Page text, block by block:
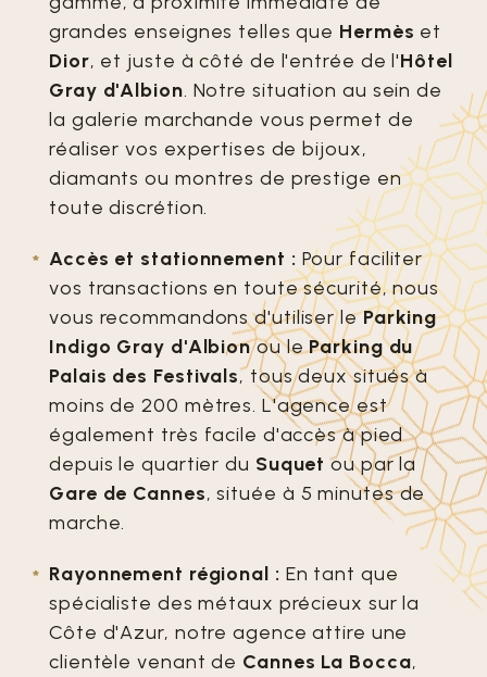
grandes enseignes telles que Hermès et
Dior, et juste à côté de l'entrée de l'Hôtel
Gray d'Albion. Notre situation au sein de
la galerie marchande vous permet de
réaliser vos expertises de bijoux,
diamants ou montres de prestige en
toute discrétion.
Accès et stationnement : Pour faciliter
vos transactions en toute sécurité, nous
vous recommandons d'utiliser leParking
Indigo Gray d'Albionou leParking du
Palais des Festivals, tous deux situés à
moins de 200 mètres. L'agence est
également très facile d'accès à pied
depuis le quartier du Suquet ou par la
Gare de Cannes, située à 5 minutes de
marche.
Rayonnement régional : En tant que
spécialiste des métaux précieux sur la
Côte d'Azur, notre agence attire une
clientèle venant de Cannes La Bocca,